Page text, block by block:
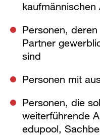
kaufmännischen
Personen,
Partner
sind
Personen mit
Personen, die
weiterführende
edupool,